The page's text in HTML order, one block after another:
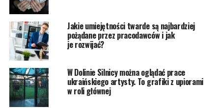
Jakie umiejętności twarde są najbardziej
pożądane przez pracodawców i jak
je rozwijać?
W Dolinie Silnicy można oglądać prace
ukraińskiego artysty. To grafiki z upiorami
w roli głównej